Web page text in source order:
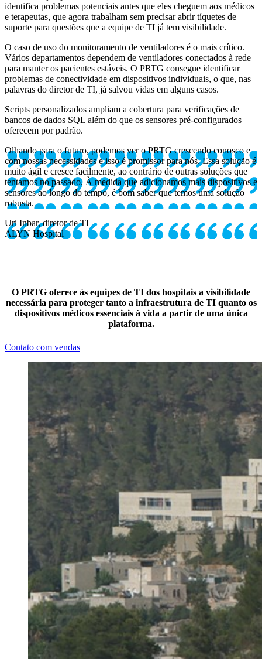
identifica problemas potenciais antes que eles cheguem aos médicos
e terapeutas, que agora trabalham sem precisar abrir tíquetes de
suporte para questões que a equipe de TI já tem visibilidade.
O caso de uso do monitoramento de ventiladores é o mais crítico.
Vários departamentos dependem de ventiladores conectados à rede
para manter os pacientes estáveis. O PRTG consegue identificar
problemas de conectividade em dispositivos individuais, o que, nas
palavras do diretor de TI, já salvou vidas em alguns casos.
Scripts personalizados ampliam a cobertura para verificações de
bancos de dados SQL além do que os sensores pré-configurados
oferecem por padrão.
Olhando para o futuro, podemos ver o PRTG crescendo conosco e
com nossas necessidades e isso é promissor para nós. Essa solução é
muito ágil e cresce facilmente, ao contrário de outras soluções que
tentamos no passado. À medida que adicionamos mais dispositivos e
sensores ao longo do tempo, é bom saber que temos uma solução
robusta.
Uri Inbar, diretor de TI
ALYN Hospital
O PRTG oferece às equipes de TI dos hospitais a visibilidade
necessária para proteger tanto a infraestrutura de TI quanto os
dispositivos médicos essenciais à vida a partir de uma única
plataforma.
Contato com vendas